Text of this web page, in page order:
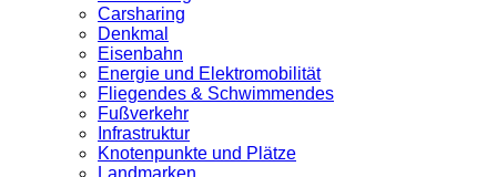
Carsharing
Denkmal
Eisenbahn
Energie und Elektromobilität
Fliegendes & Schwimmendes
Fußverkehr
Infrastruktur
Knotenpunkte und Plätze
Landmarken